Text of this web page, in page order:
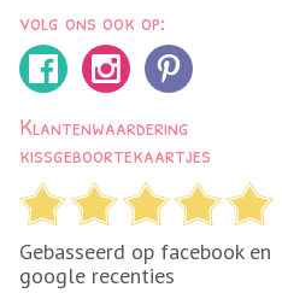
volg ons ook op:
Klantenwaardering
kissgeboortekaartjes
Gebasseerd op facebook en
google recenties